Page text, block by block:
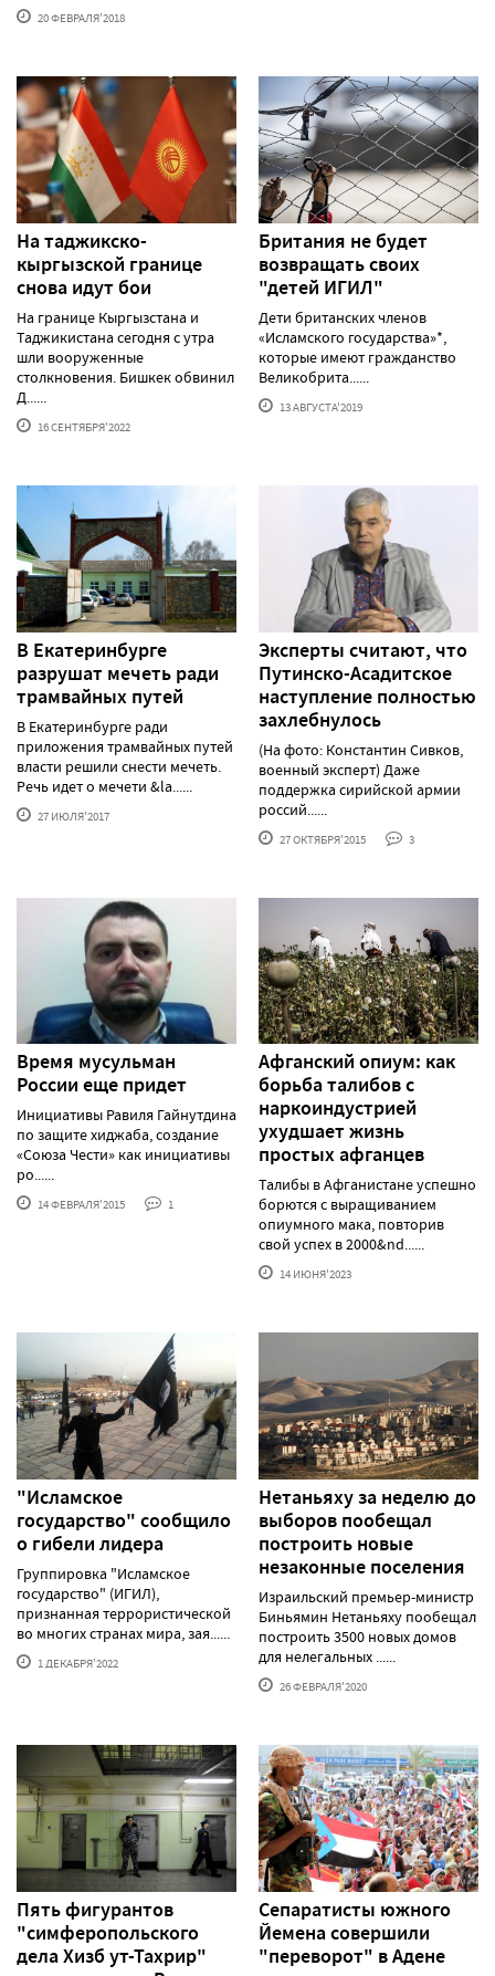
20 ФЕВРАЛЯ'2018
На таджикско-
кыргызской границе
снова идут бои
На границе Кыргызстана и
Таджикистана сегодня с утра
шли вооруженные
столкновения. Бишкек обвинил
Д......
16 СЕНТЯБРЯ'2022
Британия не будет
возвращать своих
"детей ИГИЛ"
Дети британских членов
«Исламского государства»*,
которые имеют гражданство
Великобрита......
13 АВГУСТА'2019
В Екатеринбурге
разрушат мечеть ради
трамвайных путей
В Екатеринбурге ради
приложения трамвайных путей
власти решили снести мечеть.
Речь идет о мечети &la......
27 ИЮЛЯ'2017
Эксперты считают, что
Путинско-Асадитское
наступление полностью
захлебнулось
(На фото: Константин Сивков,
военный эксперт) Даже
поддержка сирийской армии
россий......
27 ОКТЯБРЯ'2015 3
Время мусульман
России еще придет
Инициативы Равиля Гайнутдина
по защите хиджаба, создание
«Союза Чести» как инициативы
ро......
14 ФЕВРАЛЯ'2015 1
Афганский опиум: как
борьба талибов с
наркоиндустрией
ухудшает жизнь
простых афганцев
Талибы в Афганистане успешно
борются с выращиванием
опиумного мака, повторив
свой успех в 2000&nd......
14 ИЮНЯ'2023
"Исламское
государство" сообщило
о гибели лидера
Группировка "Исламское
государство" (ИГИЛ),
признанная террористической
во многих странах мира, зая......
1 ДЕКАБРЯ'2022
Нетаньяху за неделю до
выборов пообещал
построить новые
незаконные поселения
Израильский премьер-министр
Биньямин Нетаньяху пообещал
построить 3500 новых домов
для нелегальных ......
26 ФЕВРАЛЯ'2020
Пять фигурантов
"симферопольского
дела Хизб ут-Тахрир"
Сепаратисты южного
Йемена совершили
"переворот" в Адене